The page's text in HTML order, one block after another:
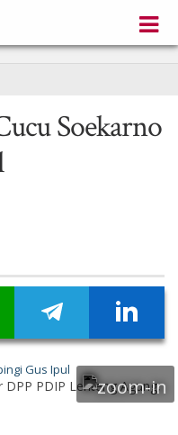
Soekarno
PDIP Lenteng Agung,